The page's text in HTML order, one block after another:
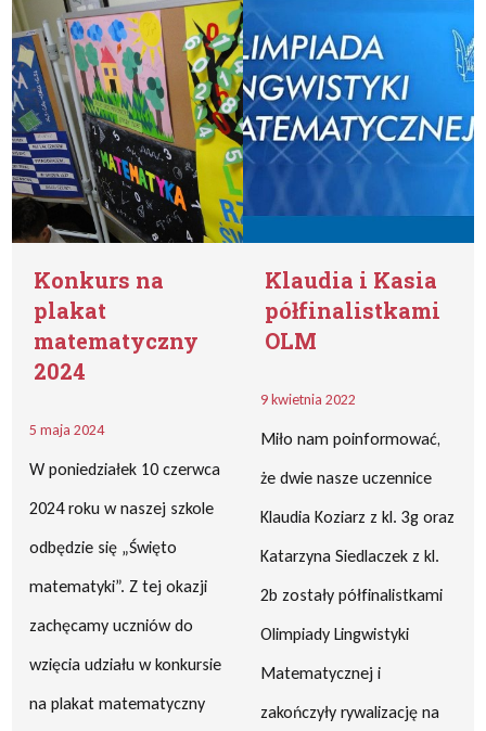
Konkurs na
plakat
matematyczny
2024
5 maja 2024
W poniedziałek 10 czerwca
2024 roku w naszej szkole
odbędzie się „Święto
matematyki”. Z tej okazji
zachęcamy uczniów do
wzięcia udziału w konkursie
na plakat matematyczny
Klaudia i Kasia
półfinalistkami
OLM
9 kwietnia 2022
Miło nam poinformować,
że dwie nasze uczennice
Klaudia Koziarz z kl. 3g oraz
Katarzyna Siedlaczek z kl.
2b zostały półfinalistkami
Olimpiady Lingwistyki
Matematycznej i
zakończyły rywalizację na